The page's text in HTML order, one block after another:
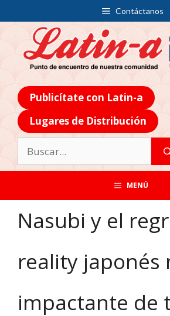
Contáctanos
Publicítate con Latin-a
Lugares de Distribución
MENÚ
Nasubi y el
reality japonés
impactante de